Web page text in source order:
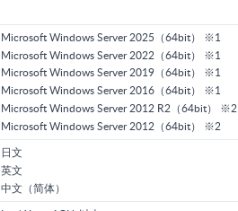
Microsoft Windows Server 2025（64bit） ※1
Microsoft Windows Server 2022（64bit） ※1
Microsoft Windows Server 2019（64bit） ※1
Microsoft Windows Server 2016（64bit） ※1
Microsoft Windows Server 2012 R2（64bit） ※2
Microsoft Windows Server 2012（64bit） ※2
日文
英文
中文（简体）